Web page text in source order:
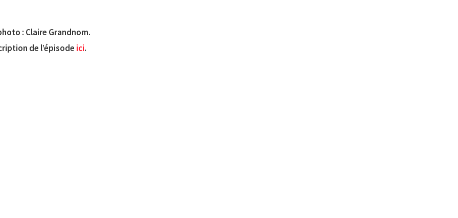
: Claire Grandnom.
de l’épisode ici.